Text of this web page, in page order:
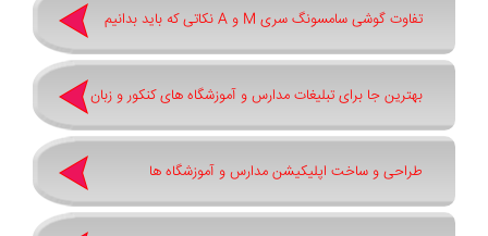
تفاوت گوشی سامسونگ سری ‏M‏ و ‏A نکاتی که باید بدانیم
بهترین جا برای تبلیغات مدارس و آموزشگاه های کنکور و زبان
طراحی و ساخت اپلیکیشن مدارس و آموزشگاه ها